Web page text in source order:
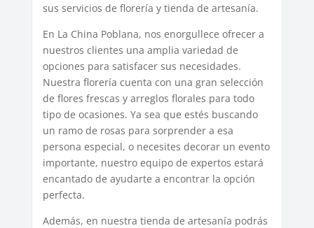
sus servicios de florería y tienda de artesanía.
En La China Poblana, nos enorgullece ofrecer a
nuestros clientes una amplia variedad de
opciones para satisfacer sus necesidades.
Nuestra florería cuenta con una gran selección
de flores frescas y arreglos florales para todo
tipo de ocasiones. Ya sea que estés buscando
un ramo de rosas para sorprender a esa
persona especial, o necesites decorar un evento
importante, nuestro equipo de expertos estará
encantado de ayudarte a encontrar la opción
perfecta.
Además, en nuestra tienda de artesanía podrás